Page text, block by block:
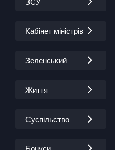
Кабінет міністрів
Зеленський
Життя
Суспільство